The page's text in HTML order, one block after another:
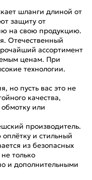
шланги длиной от
защиту от
на свою продукцию.
Отечественный
ассортимент
ценам. При
технологии.
но пусть вас это не
качества,
или
производитель.
и стильный
из безопасных
только
и дополнительными